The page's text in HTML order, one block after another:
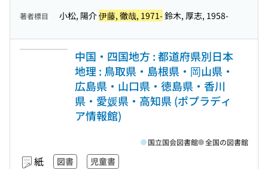
著者標目 小松, 陽介伊藤, 徹哉, 1971-鈴木, 厚志, 1958-
中国・四国地方 : 都道府県別日本
地理 : 鳥取県・島根県・岡山県・
広島県・山口県・徳島県・香川
県・愛媛県・高知県 (ポプラディ
ア情報館)
紙 図書 児童書
国立国会図書館 全国の図書館